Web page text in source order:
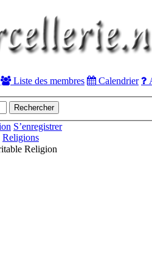
Liste des membres Calendrier
S’enregistrer
Religions
Religion